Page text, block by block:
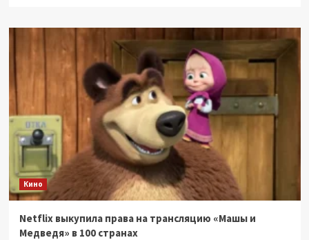
Кино
Netflix выкупила права на трансляцию «Машы и
Медведя» в 100 странах